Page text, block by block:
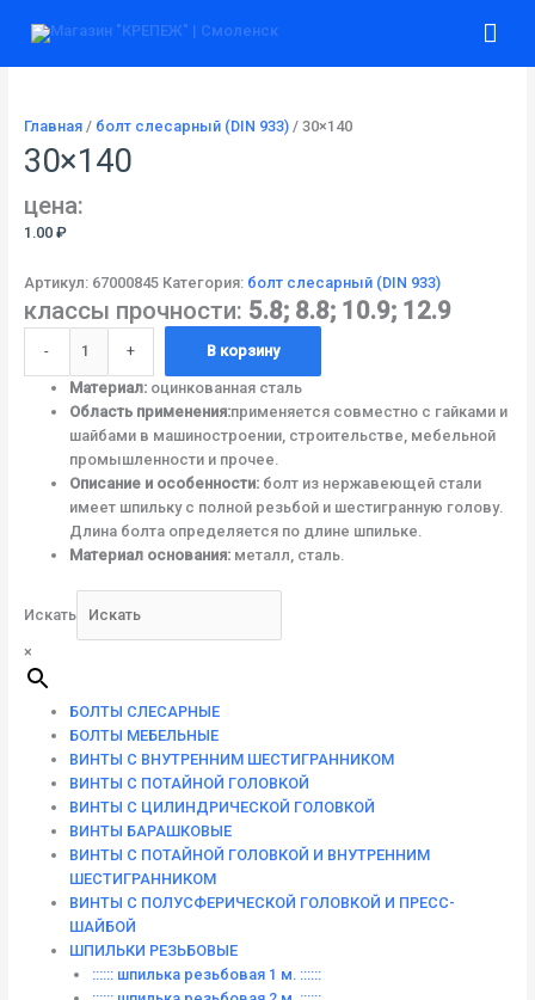
Главная/ болт слесарный (DIN 933)/ 30×140
30×140
цена:
1.00 ₽
Артикул: 67000845 Категория: болт слесарный (DIN 933)
классы прочности: 5.8; 8.8; 10.9; 12.9
-
товара
+ В корзину
Материал:оцинкованная сталь
Область применения:применяется совместно с гайками и
шайбами в машиностроении, строительстве, мебельной
промышленности и прочее.
Описание и особенности:болт из нержавеющей стали
имеет шпильку с полной резьбой и шестигранную голову.
Длина болта определяется по длине шпильке.
Материал основания:металл, сталь.
Искать
×
БОЛТЫ СЛЕСАРНЫЕ
БОЛТЫ МЕБЕЛЬНЫЕ
ВИНТЫ С ВНУТРЕННИМ ШЕСТИГРАННИКОМ
ВИНТЫ С ПОТАЙНОЙ ГОЛОВКОЙ
ВИНТЫ С ЦИЛИНДРИЧЕСКОЙ ГОЛОВКОЙ
ВИНТЫ БАРАШКОВЫЕ
ВИНТЫ С ПОТАЙНОЙ ГОЛОВКОЙ И ВНУТРЕННИМ
ШЕСТИГРАННИКОМ
ВИНТЫ С ПОЛУСФЕРИЧЕСКОЙ ГОЛОВКОЙ И ПРЕСС-
ШАЙБОЙ
ШПИЛЬКИ РЕЗЬБОВЫЕ
:::::: шпилька резьбовая 1 м. ::::::